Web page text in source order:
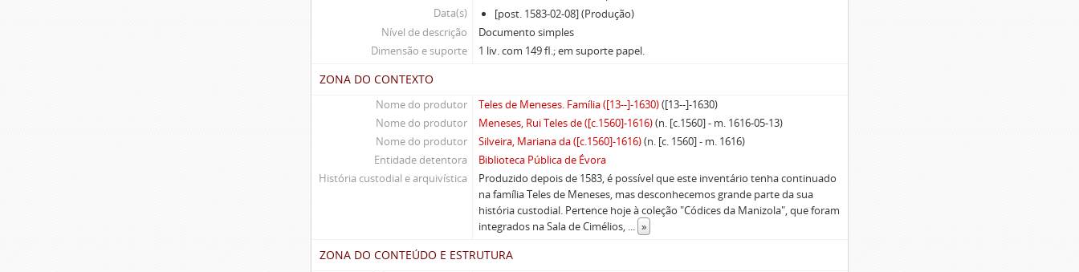
Data(s)
[post. 1583-02-08] (Produção)
Nível de descrição
Documento simples
Dimensão e suporte
1 liv. com 149 fl.; em suporte papel.
ZONA DO CONTEXTO
Nome do produtor Teles de Meneses. Família ([13--]-1630)([13--]-1630)
Nome do produtor
Meneses, Rui Teles de ([c.1560]-1616)(n. [c.1560] - m. 1616-05-13)
Nome do produtor
Silveira, Mariana da ([c.1560]-1616)(n. [c. 1560] - m. 1616)
Entidade detentora
Biblioteca Pública de Évora
História custodial e arquivística
Produzido depois de 1583, é possível que este inventário tenha continuado
na família Teles de Meneses, mas desconhecemos grande parte da sua
história custodial. Pertence hoje à coleção "Códices da Manizola", que foram
integrados na Sala de Cimélios, ... »
ZONA DO CONTEÚDO E ESTRUTURA